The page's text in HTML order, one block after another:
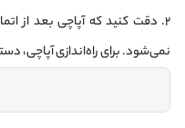
۲. دقت کنید که آپاچی بعد از
نمی‌شود. برای راه‌اندازی آپاچی‌،